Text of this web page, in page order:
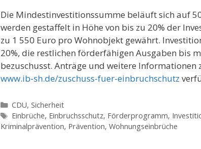
Die Mindestinvestitionssumme beläuft sich auf
werden gestaffelt in Höhe von bis zu 20% der
zu 1 550 Euro pro Wohnobjekt gewährt.
20%, die restlichen förderfähigen Ausgaben bis
bezuschusst. Anträge und weitere
www.ib-sh.de/zuschuss-fuer-einbruchschutz
Kategorien
CDU, Sicherheit
Schlagwörter
Einbrüche, Einbruchsschutz, Förderprogramm,
Kriminalprävention, Prävention, Wohnungseinbrüche